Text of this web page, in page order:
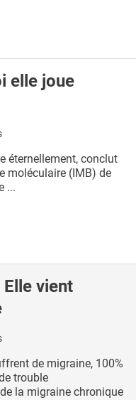
elle joue
éternellement, conclut
moléculaire (IMB) de
...
Elle vient
de migraine, 100%
trouble
la migraine chronique